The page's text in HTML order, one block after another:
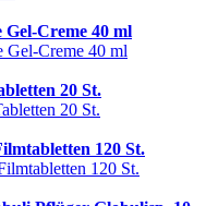
Creme 40 ml
20 St.
120 St.